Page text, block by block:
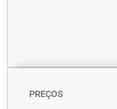
PREÇOS